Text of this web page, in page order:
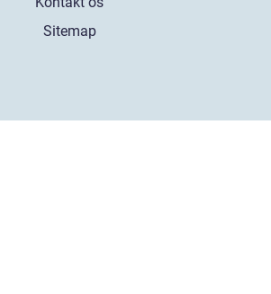
Sitemap